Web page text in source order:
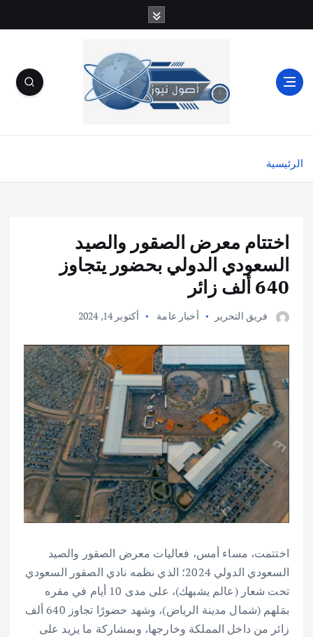
ل
الرئيسية
اختتام معرض الصقور والصيد
السعودي الدولي بحضور يتجاوز
640 ألف زائر
فريق التحرير أخبار عامة أكتوبر 14, 2024
اختتمت، مساء أمس، فعاليات معرض الصقور والصيد
السعودي الدولي 2024؛ الذي نظمه نادي الصقور السعودي
تحت شعار (عالم يشبهك)، على مدى 10 أيام في مقره
بمَلهم (شمال مدينة الرياض)، وشهد حضورًا تجاوز 640 ألف
زائر من داخل المملكة وخارجها، وبمشاركة ما يزيد على